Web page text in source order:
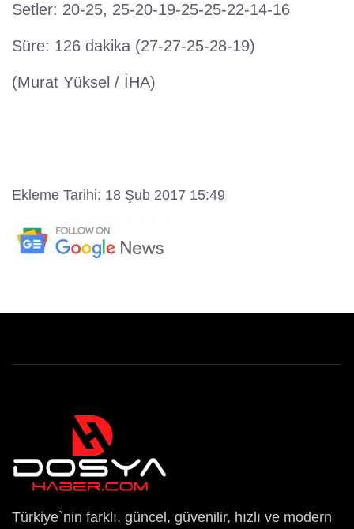
Setler: 20-25, 25-20-19-25-25-22-14-16
Süre: 126 dakika (27-27-25-28-19)
(Murat Yüksel / İHA)
Ekleme Tarihi: 18 Şub 2017 15:49
Türkiye`nin farklı, güncel, güvenilir, hızlı ve modern